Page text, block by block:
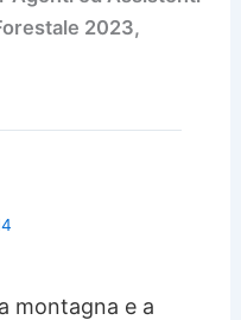
2023,
montagna e a